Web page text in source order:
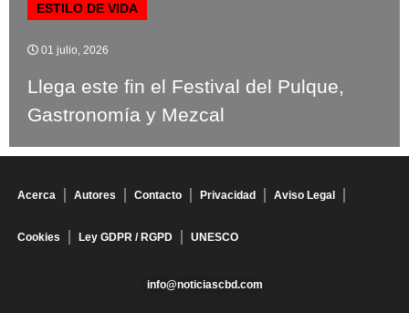
ESTILO DE VIDA
01 julio, 2026
Llega este fin el Festival del Pulque,
Gastronomía y Mezcal
Acerca Autores Contacto Privacidad Aviso Legal
Cookies Ley GDPR / RGPD UNESCO
info@noticiascbd.com